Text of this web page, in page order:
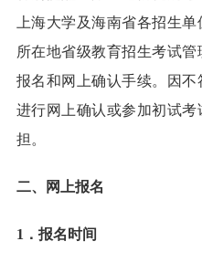
上海大学及海南省各招生
所在地省级教育招生考试
报名和网上确认手续。因
进行网上确认或参加初试
担。
二、网上报名
1．报名时间